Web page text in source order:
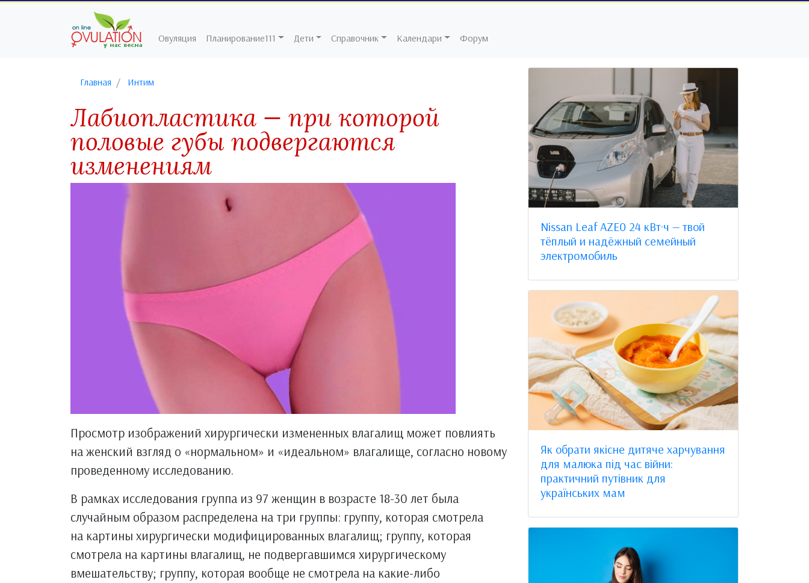
Овуляция Планирование111 Дети Справочник Календари Форум
Главная Интим
Лабиопластика — при которой
половые губы подвергаются
изменениям
Просмотр изображений хирургически измененных влагалищ может повлиять
на женский взгляд о «нормальном» и «идеальном» влагалище, согласно новому
проведенному исследованию.
В рамках исследования группа из 97 женщин в возрасте 18-30 лет была
случайным образом распределена на три группы: группу, которая смотрела
на картины хирургически модифицированных влагалищ; группу, которая
смотрела на картины влагалищ, не подвергавшимся хирургическому
вмешательству; группу, которая вообще не смотрела на какие-либо
Nissan Leaf AZE0 24 кВт·ч — твой
тёплый и надёжный семейный
электромобиль
Як обрати якісне дитяче харчування
для малюка під час війни:
практичний путівник для
українських мам